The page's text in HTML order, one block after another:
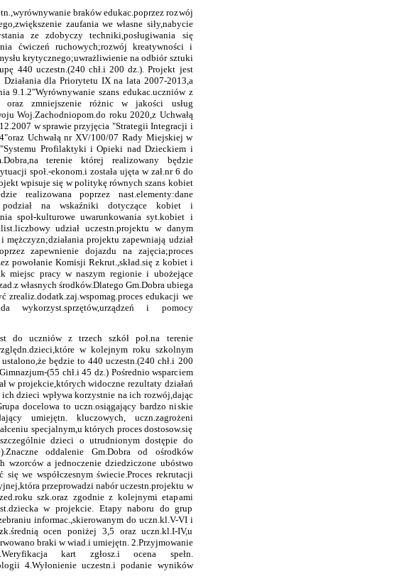
braków edukac.poprzez rozwój
zaufania we własne siły,nabycie
ze zdobyczy techniki,posługiwania się
ćwiczeń ruchowych;rozwój kreatywności i
krytycznego;uwrażliwienie na odbiór sztuki
440 uczestn.(240 chł.i 200 dz.). Projekt jest
dla Priorytetu IX na lata 2007-2013,a
9.1.2"Wyrównywanie szans edukac.uczniów z
zmniejszenie różnic w jakości usług
Woj.Zachodniopom.do roku 2020,z Uchwałą
w sprawie przyjęcia "Strategii Integracji i
Uchwałą nr XV/100/07 Rady Miejskiej w
Profilaktyki i Opieki nad Dzieckiem i
terenie której realizowany będzie
społ.-ekonom.i została ujęta w zał.nr 6 do
wpisuje się w politykę równych szans kobiet
realizowana poprzez nast.elementy:dane
podział na wskaźniki dotyczące kobiet i
społ-kulturowe uwarunkowania syt.kobiet i
udział uczestn.projektu w danym
projektu zapewniają udział
zapewnienie dojazdu na zajęcia;proces
powołanie Komisji Rekrut.,skład.się z kobiet i
miejsc pracy w naszym regionie i ubożejące
własnych środków.Dlatego Gm.Dobra ubiega
zrealiz.dodatk.zaj.wspomag.proces edukacji we
wykorzyst.sprzętów,urządzeń i pomocy
do uczniów z trzech szkół poł.na terenie
w kolejnym roku szkolnym
będzie to 440 uczestn.(240 chł.i 200
(55 chł.i 45 dz.) Pośrednio wsparciem
w projekcie,których widoczne rezultaty działań
dzieci wpływa korzystnie na ich rozwój,dając
docelowa to uczn.osiągający bardzo niskie
umiejętn. kluczowych, uczn.zagrożeni
specjalnym,u których proces dostosow.się
dzieci o utrudnionym dostępie do
oddalenie Gm.Dobra od ośrodków
wzorców a jednoczenie dziedziczone ubóstwo
we współczesnym świecie.Proces rekrutacji
przeprowadzi nabór uczestn.projektu w
szk.oraz zgodnie z kolejnymi etapami
w projekcie. Etapy naboru do grup
informac.,skierowanym do uczn.kl.V-VI i
ocen poniżej 3,5 oraz uczn.kl.I-IV,u
braki w wiad.i umiejętn. 2.Przyjmowanie
kart zgłosz.i ocena spełn.
4.Wyłonienie uczestn.i podanie wyników